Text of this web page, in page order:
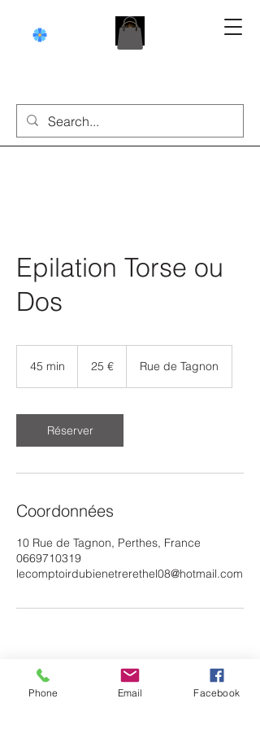
Epilation Torse ou
Dos
45 min
i
n
25 € Rue de Tagnon
Réserver
Coordonnées
10 Rue de Tagnon, Perthes, France
0669710319
lecomptoirdubienetrerethel08@hotmail.com
Phone Email Facebook